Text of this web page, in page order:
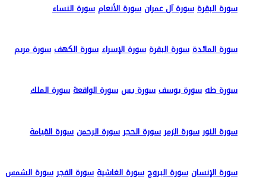
سورة البقرة سورة آل عمران سورة الأنعام سورة النساء
سورة المائدة سورة البقرة سورة الإسراء سورة الكهف سورة مريم
سورة طه سورة يوسف سورة يس سورة الواقعة سورة الملك
سورة النور سورة الزمر سورة الحجر سورة الرحمن سورة القيامة
سورة الإنسان سورة البروج سورة الغاشية سورة الفجر سورة الشمس